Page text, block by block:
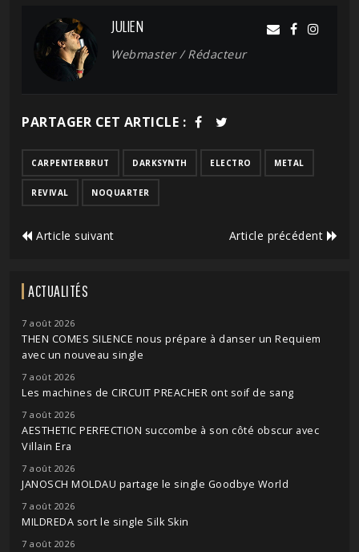
JULIEN
Webmaster / Rédacteur
PARTAGER CET ARTICLE :
CARPENTERBRUT DARKSYNTH ELECTRO METAL
REVIVAL NOQUARTER
Article suivant Article précédent
ACTUALITÉS
7 août 2026
THEN COMES SILENCE nous prépare à danser un Requiem
avec un nouveau single
7 août 2026
Les machines de CIRCUIT PREACHER ont soif de sang
7 août 2026
AESTHETIC PERFECTION succombe à son côté obscur avec
Villain Era
7 août 2026
JANOSCH MOLDAU partage le single Goodbye World
7 août 2026
MILDREDA sort le single Silk Skin
7 août 2026